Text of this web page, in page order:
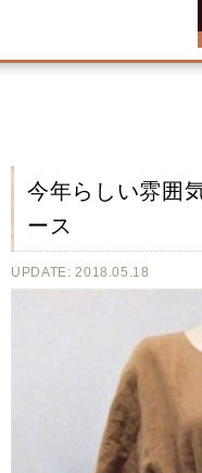
今年らしい雰囲
ース
UPDATE: 2018.05.18